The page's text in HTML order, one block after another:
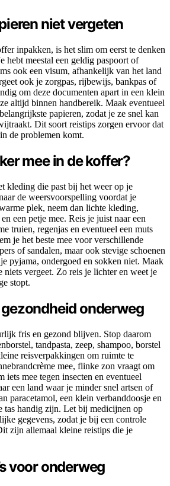
niet vergeten
inpakken, is het slim om eerst te denken
hebt meestal een geldig paspoort of
ook een visum, afhankelijk van het land
ook je zorgpas, rijbewijs, bankpas of
om deze documenten apart in een klein
altijd binnen handbereik. Maak eventueel
papieren, zodat je ze snel kan
Dit soort reistips zorgen ervoor dat
de problemen komt.
mee in de koffer?
kleding die past bij het weer op je
de weersvoorspelling voordat je
plek, neem dan lichte kleding,
een petje mee. Reis je juist naar een
truien, regenjas en eventueel een muts
je het beste mee voor verschillende
of sandalen, maar ook stevige schoenen
pyjama, ondergoed en sokken niet. Maak
niets vergeet. Zo reis je lichter en weet je
stopt.
onderweg
fris en gezond blijven. Stop daarom
tandpasta, zeep, shampoo, borstel
reisverpakkingen om ruimte te
mee, flinke zon vraagt om
iets mee tegen insecten en eventueel
een land waar je minder snel artsen of
paracetamol, een klein verbanddoosje en
tas handig zijn. Let bij medicijnen op
gegevens, zodat je bij een controle
zijn allemaal kleine reistips die je
voor onderweg